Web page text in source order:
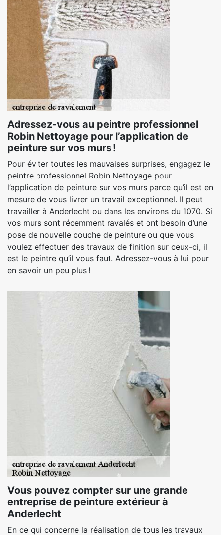
Adressez-vous au peintre professionnel
Robin Nettoyage pour l’application de
peinture sur vos murs !
Pour éviter toutes les mauvaises surprises, engagez le
peintre professionnel Robin Nettoyage pour
l’application de peinture sur vos murs parce qu’il est en
mesure de vous livrer un travail exceptionnel. Il peut
travailler à Anderlecht ou dans les environs du 1070. Si
vos murs sont récemment ravalés et ont besoin d’une
pose de nouvelle couche de peinture ou que vous
voulez effectuer des travaux de finition sur ceux-ci, il
est le peintre qu’il vous faut. Adressez-vous à lui pour
en savoir un peu plus !
Vous pouvez compter sur une grande
entreprise de peinture extérieur à
Anderlecht
En ce qui concerne la réalisation de tous les travaux